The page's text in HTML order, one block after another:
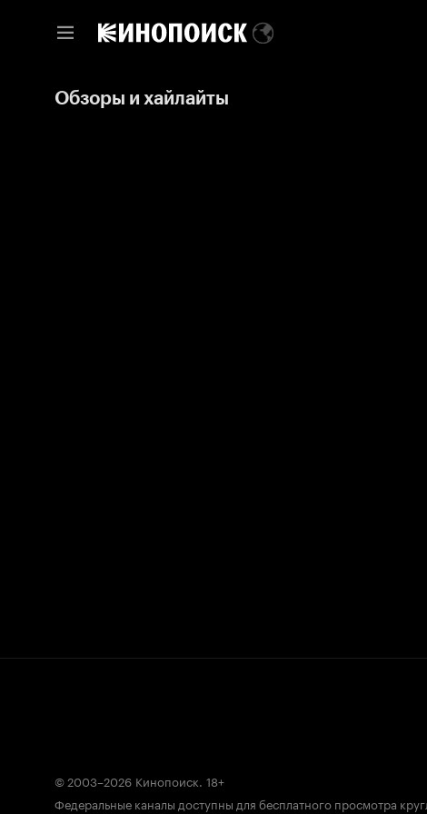
Обзоры и хайлайты
© 2003–2026 Кинопоиск. 18+
Федеральные каналы доступны для бесплатного просмотра